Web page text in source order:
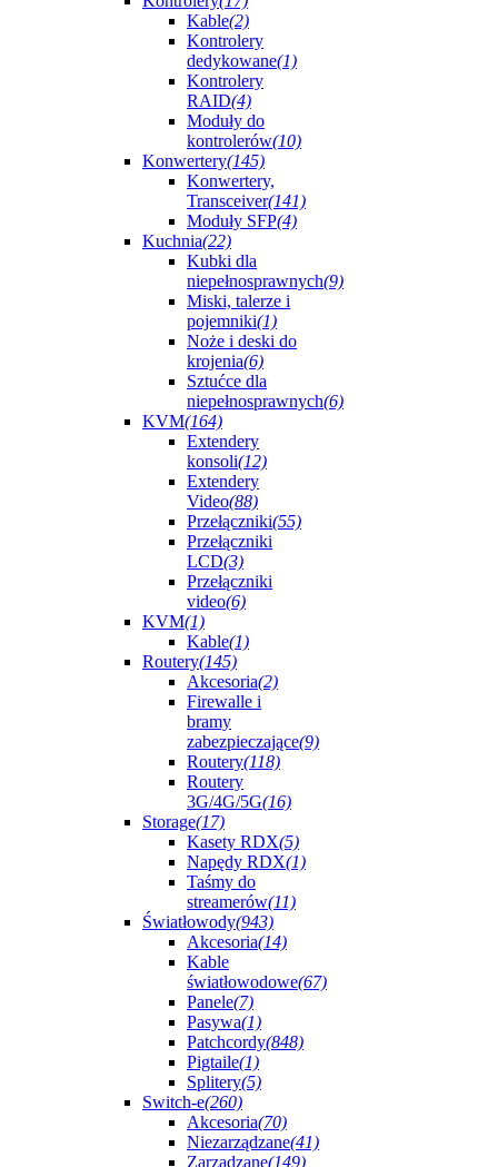
Kable(2)
Kontrolery
dedykowane(1)
Kontrolery
RAID(4)
Moduły do
kontrolerów(10)
Konwertery(145)
Konwertery,
Transceiver(141)
Moduły SFP(4)
Kuchnia(22)
Kubki dla
niepełnosprawnych(9)
Miski, talerze i
pojemniki(1)
Noże i deski do
krojenia(6)
Sztućce dla
niepełnosprawnych(6)
KVM(164)
Extendery
konsoli(12)
Extendery
Video(88)
Przełączniki(55)
Przełączniki
LCD(3)
Przełączniki
video(6)
KVM(1)
Kable(1)
Routery(145)
Akcesoria(2)
Firewalle i
bramy
zabezpieczające(9)
Routery(118)
Routery
3G/4G/5G(16)
Storage(17)
Kasety RDX(5)
Napędy RDX(1)
Taśmy do
streamerów(11)
Światłowody(943)
Akcesoria(14)
Kable
światłowodowe(67)
Panele(7)
Pasywa(1)
Patchcordy(848)
Pigtaile(1)
Splitery(5)
Switch-e(260)
Akcesoria(70)
Niezarządzane(41)
Zarządzane(149)